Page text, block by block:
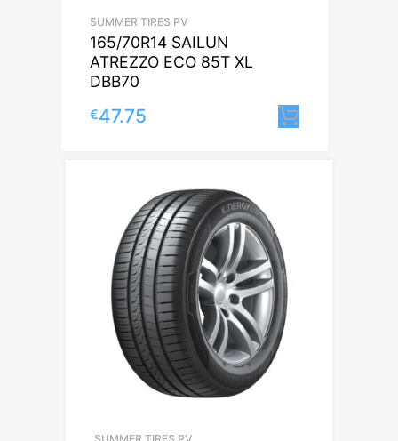
SUMMER TIRES PV
165/70R14 SAILUN
ATREZZO ECO 85T XL
DBB70
€47.75